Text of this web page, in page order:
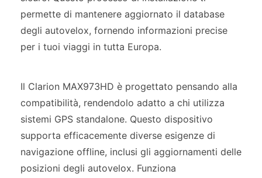
permette di mantenere aggiornato il database
degli autovelox, fornendo informazioni precise
per i tuoi viaggi in tutta Europa.
Il Clarion MAX973HD è progettato pensando alla
compatibilità, rendendolo adatto a chi utilizza
sistemi GPS standalone. Questo dispositivo
supporta efficacemente diverse esigenze di
navigazione offline, inclusi gli aggiornamenti delle
posizioni degli autovelox. Funziona